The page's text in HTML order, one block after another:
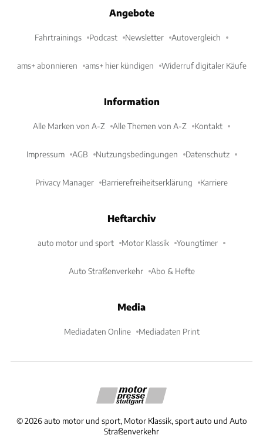
Angebote
Fahrtrainings Podcast Newsletter Autovergleich
ams+ abonnieren ams+ hier kündigen Widerruf digitaler Käufe
Information
Alle Marken von A-Z Alle Themen von A-Z Kontakt
Impressum AGB Nutzungsbedingungen Datenschutz
Privacy Manager Barrierefreiheitserklärung Karriere
Heftarchiv
auto motor und sport Motor Klassik Youngtimer
Auto Straßenverkehr Abo & Hefte
Media
Mediadaten Online Mediadaten Print
©2026 auto motor und sport, Motor Klassik, sport auto und Auto
Straßenverkehr